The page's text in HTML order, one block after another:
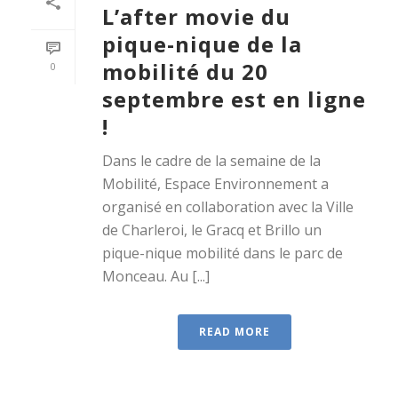
0
L’after movie du
pique-nique de la
mobilité du 20
septembre est en ligne
!
Dans le cadre de la semaine de la
Mobilité, Espace Environnement a
organisé en collaboration avec la Ville
de Charleroi, le Gracq et Brillo un
pique-nique mobilité dans le parc de
Monceau. Au [...]
READ MORE